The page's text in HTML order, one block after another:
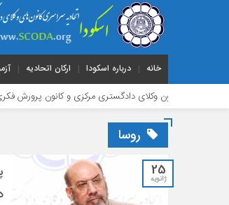
خانه درباره اسکودا ارکان اتحادیه
کانون وکلای دادگستری مرکزی و کانون پرورش فکری استان
روسا
25
ژانویه